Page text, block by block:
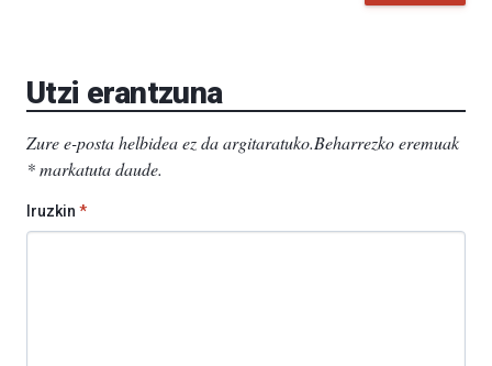
Utzi erantzuna
Zure e-posta helbidea ez da argitaratuko.Beharrezko eremuak
*markatuta daude.
Iruzkin *